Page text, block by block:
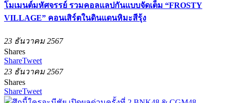
โมเมนต์มหัศจรรย์ รวมคอลแลปกันแบบจัดเต็ม “FROSTY
VILLAGE” คอนเสิร์ตในดินแดนหิมะสีรุ้ง
23 ธันวาคม 2567
Shares
ShareTweet
23 ธันวาคม 2567
Shares
ShareTweet